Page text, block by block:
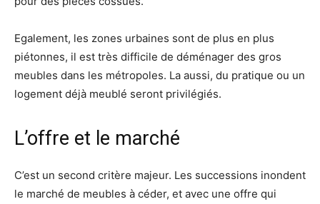
Egalement, les zones urbaines sont de plus en plus
piétonnes, il est très difficile de déménager des gros
meubles dans les métropoles. La aussi, du pratique ou un
logement déjà meublé seront privilégiés.
L’offre et le marché
C’est un second critère majeur. Les successions inondent
le marché de meubles à céder, et avec une offre qui